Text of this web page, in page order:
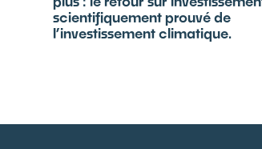
scientifiquement prouvé de
l’investissement climatique.